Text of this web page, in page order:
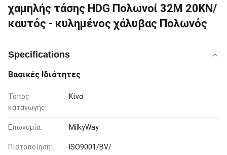
χαμηλής τάσης HDG Πολωνοί 32M 20KN/
καυτός - κυλημένος χάλυβας Πολωνός
Specifications
Βασικές Ιδιότητες
Τόπος
καταγωγής:
Κίνα
Επωνυμία: MilkyWay
Πιστοποίηση: ISO9001/BV/